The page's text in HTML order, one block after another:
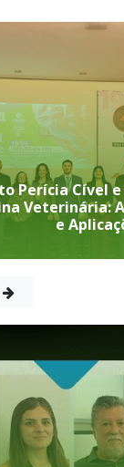
Perícia Cível
Veterinária:
e